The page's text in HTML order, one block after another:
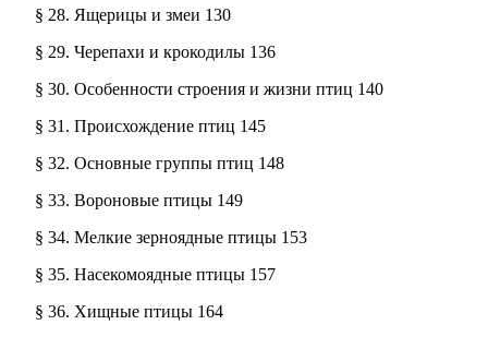
§ 28. Ящерицы и змеи 130
§ 29. Черепахи и крокодилы 136
§ 30. Особенности строения и жизни птиц 140
§ 31. Происхождение птиц 145
§ 32. Основные группы птиц 148
§ 33. Вороновые птицы 149
§ 34. Мелкие зерноядные птицы 153
§ 35. Насекомоядные птицы 157
§ 36. Хищные птицы 164